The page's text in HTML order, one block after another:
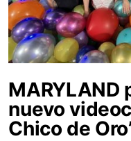
MARYLAND
nuevo
Chico de